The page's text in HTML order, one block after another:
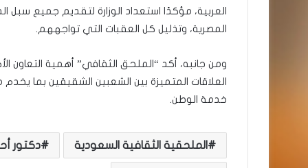
العربية، مؤكدًا استعداد الوزارة لتقديم جميع سبل
المصرية، وتذليل كل العقبات التي تواجههم.
ومن جانبه، أكد “الملحق الثقافي” أهمية التعاون
العلاقات المتميزة بين الشعبين الشقيقين بما
خدمة الوطن.
الملحقية الثقافية السعودية دكتور